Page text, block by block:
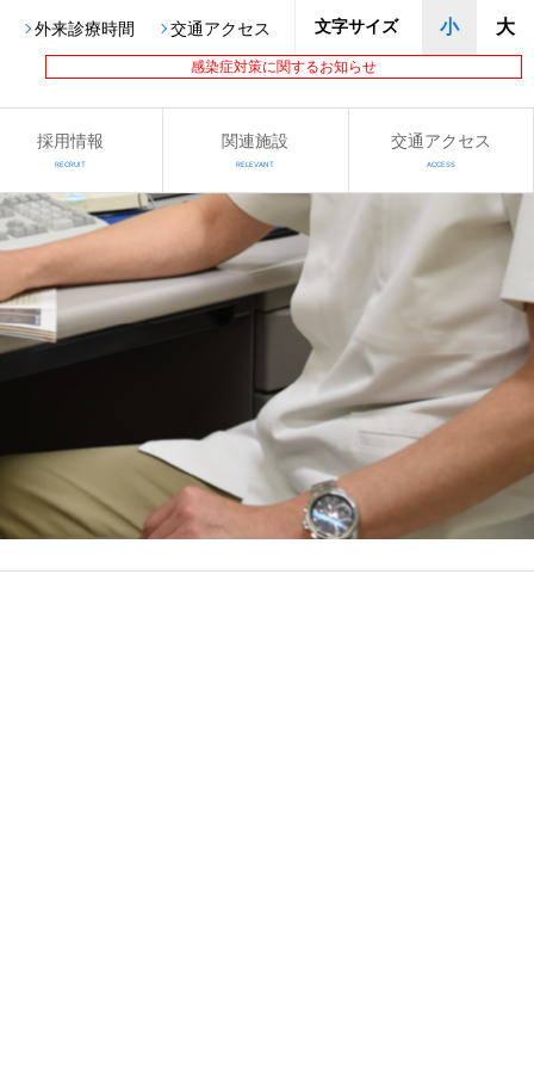
感染症対策に関するお知らせ
外来診療時間 交通アクセス 文字サイズ 小 大
採用情報
RECRUIT
関連施設
RELEVANT
交通アクセス
ACCESS